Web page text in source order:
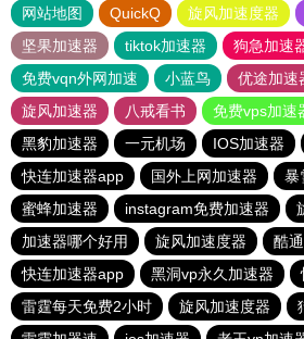
网站地图 QuickQ 旋风加速度器
坚果加速器
tiktok加速器
狗急加速
免费vqn外网加速
小蓝鸟 优途加速
旋风加速器
八戒看书
免费vps加速
黑豹加速器
一元机场 IOS加速器
快连加速器app
国外上网加速器
暴
蜜蜂加速器
instagram免费加速器
加速器哪个好用
旋风加速度器
酷
快连加速器app
黑洞vp永久加速器
雷霆每天免费2小时
旋风加速度器